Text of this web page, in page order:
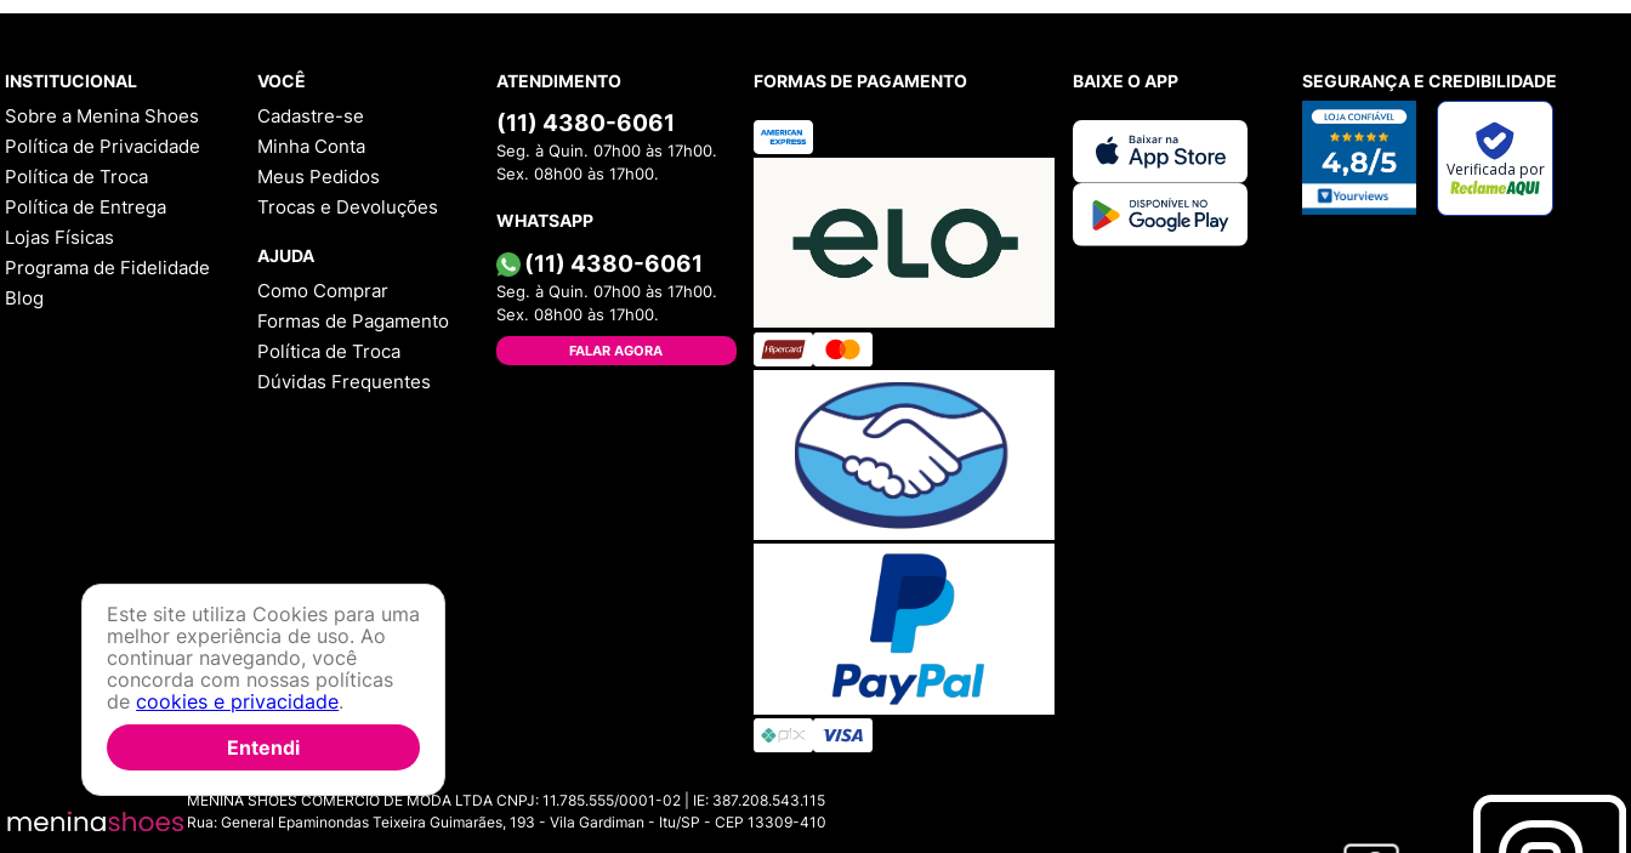
INSTITUCIONAL
Sobre a Menina Shoes
Política de Privacidade
Política de Troca
Política de Entrega
Lojas Físicas
Programa de Fidelidade
Blog
VOCÊ
Cadastre-se
Minha Conta
Meus Pedidos
Trocas e Devoluções
AJUDA
Como Comprar
Formas de Pagamento
Política de Troca
Dúvidas Frequentes
ATENDIMENTO
(11) 4380-6061
Seg. à Quin. 07h00 às 17h00.
Sex. 08h00 às 17h00.
WHATSAPP
(11) 4380-6061
Seg. à Quin. 07h00 às 17h00.
Sex. 08h00 às 17h00.
FALAR AGORA
FORMAS DE PAGAMENTO BAIXE O APP SEGURANÇA E CREDIBILIDADE
MENINA SHOES COMERCIO DE MODA LTDA CNPJ: 11.785.555/0001-02 | IE: 387.208.543.115
Rua: General Epaminondas Teixeira Guimarães, 193 - Vila Gardiman - Itu/SP - CEP 13309-410
Este site utiliza Cookies para uma
melhor experiência de uso. Ao
continuar navegando, você
concorda com nossas políticas
decookies e privacidade.
Entendi